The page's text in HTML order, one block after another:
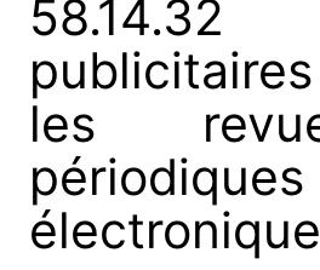
58.14.32
les
périodiques